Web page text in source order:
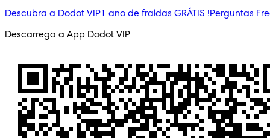
Descubra a Dodot VIP1 ano de fraldas GRÁTIS !Perguntas
Descarrega a App Dodot VIP